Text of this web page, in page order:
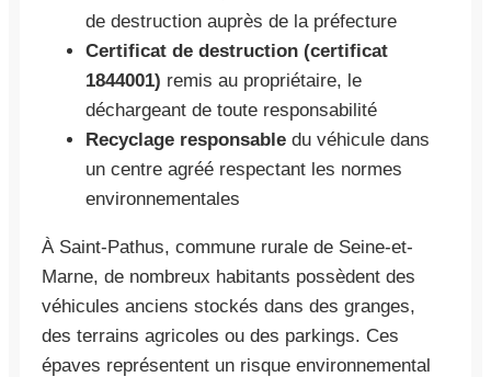
de destruction auprès de la préfecture
Certificat de destruction (certificat
1844001) remis au propriétaire, le
déchargeant de toute responsabilité
Recyclage responsable du véhicule dans
un centre agréé respectant les normes
environnementales
À Saint-Pathus, commune rurale de Seine-et-
Marne, de nombreux habitants possèdent des
véhicules anciens stockés dans des granges,
des terrains agricoles ou des parkings. Ces
épaves représentent un risque environnemental